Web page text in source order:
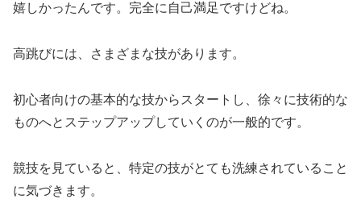
嬉しかったんです。完全に自己満足ですけどね。
高跳びには、さまざまな技があります。
初心者向けの基本的な技からスタートし、徐々に技術的な
ものへとステップアップしていくのが一般的です。
競技を見ていると、特定の技がとても洗練されていること
に気づきます。